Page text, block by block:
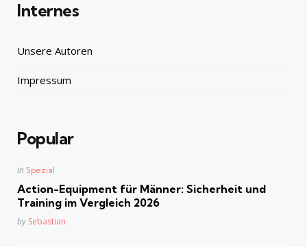
Internes
Unsere Autoren
Impressum
Popular
Posted
in Spezial
Action-Equipment für Männer: Sicherheit und
Training im Vergleich 2026
Posted
by Sebastian